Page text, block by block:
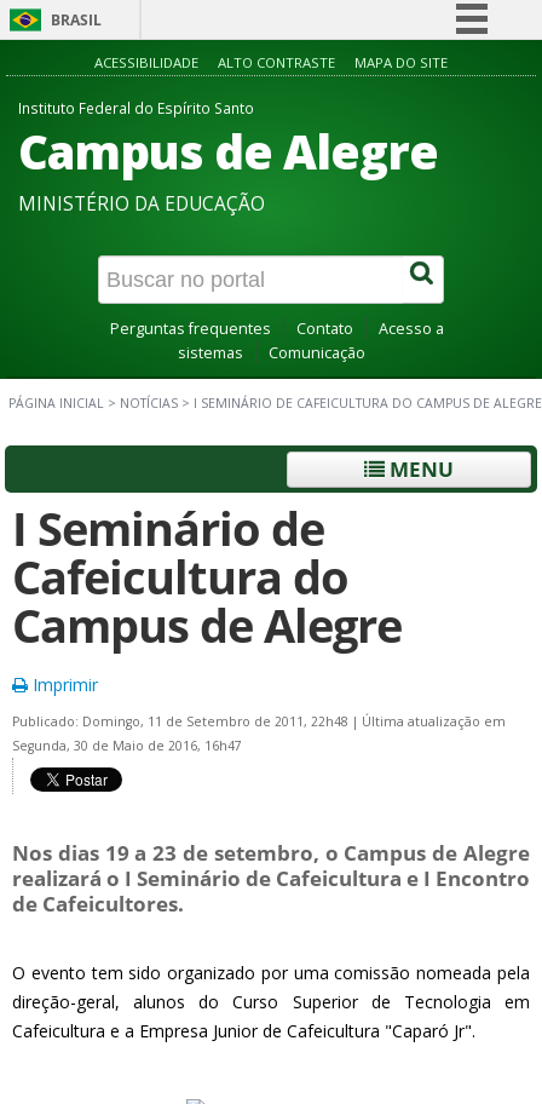
BRASIL
Simplifique!
Acesso à informação
Canais
ACESSIBILIDADE ALTO CONTRASTE MAPA DO SITE
Instituto Federal do Espírito Santo
Campus de Alegre
MINISTÉRIO DA EDUCAÇÃO
Perguntas frequentes Contato
Acesso a
sistemas
Comunicação
PÁGINA INICIAL > NOTÍCIAS > I SEMINÁRIO DE CAFEICULTURA DO CAMPUS DE ALEGRE
MENU
I Seminário de
Cafeicultura do
Campus de Alegre
Imprimir
Publicado: Domingo, 11 de Setembro de 2011, 22h48 | Última atualização em
Segunda, 30 de Maio de 2016, 16h47
Nos dias 19 a 23 de setembro, o Campus de Alegre
realizará o I Seminário de Cafeicultura e I Encontro
de Cafeicultores.
O evento tem sido organizado por uma comissão nomeada pela
direção-geral, alunos do Curso Superior de Tecnologia em
Cafeicultura e a Empresa Junior de Cafeicultura "Caparó Jr".